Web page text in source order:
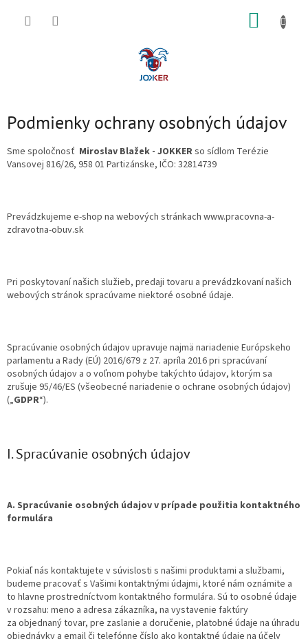
Podmienky ochrany osobných údajov
Sme spoločnosť Miroslav Blažek - JOKKERso sídlom Terézie
Vansovej 816/26, 958 01 Partizánske, IČO: 32814739
Prevádzkujeme e-shop na webových stránkach www.pracovna-a-
zdravotna-obuv.sk
Pri poskytovaní našich služieb, predaji tovaru a prevádzkovaní našich
webových stránok spracúvame niektoré osobné údaje.
Spracúvanie osobných údajov upravuje najmä nariadenie Európskeho
parlamentu a Rady (EÚ) 2016/679 z 27. apríla 2016 pri spracúvaní
osobných údajov a o voľnom pohybe takýchto údajov, ktorým sa
zrušuje 95/46/ES (všeobecné nariadenie o ochrane osobných údajov)
(„GDPR“).
I. Spracúvanie osobných údajov
A. Spracúvanie osobných údajov v prípade použitia kontaktného
formulára
Pokiaľ nás kontaktujete v súvislosti s našimi produktami a službami,
budeme pracovať s Vašimi kontaktnými údajmi, ktoré nám oznámite a
to hlavne prostredníctvom kontaktného formulára. Sú to osobné údaje
v rozsahu: meno a adresa zákazníka, na vystavenie faktúry
za objednaný tovar, pre zaslanie a doručenie, platobné údaje na úhradu
objednávky a email či telefónne číslo ako kontaktné údaje na účely